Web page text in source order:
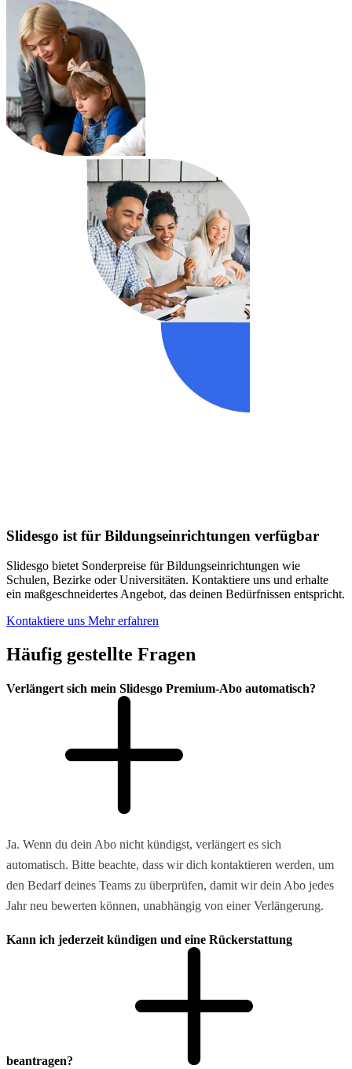
Slidesgo ist für Bildungseinrichtungen verfügbar
Slidesgo bietet Sonderpreise für Bildungseinrichtungen wie
Schulen, Bezirke oder Universitäten. Kontaktiere uns und erhalte
ein maßgeschneidertes Angebot, das deinen Bedürfnissen entspricht.
Kontaktiere uns Mehr erfahren
Häufig gestellte Fragen
Verlängert sich mein Slidesgo Premium-Abo automatisch?
Ja. Wenn du dein Abo nicht kündigst, verlängert es sich
automatisch. Bitte beachte, dass wir dich kontaktieren werden, um
den Bedarf deines Teams zu überprüfen, damit wir dein Abo jedes
Jahr neu bewerten können, unabhängig von einer Verlängerung.
Kann ich jederzeit kündigen und eine Rückerstattung
beantragen?